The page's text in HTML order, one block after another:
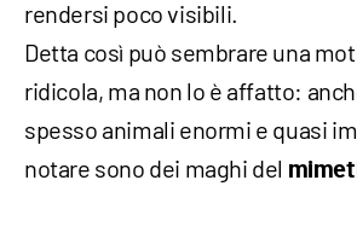
rendersi poco visibili.
Detta così può sembrare una
ridicola, ma non lo è affatto:
spesso animali enormi e quasi
notare sono dei maghi del